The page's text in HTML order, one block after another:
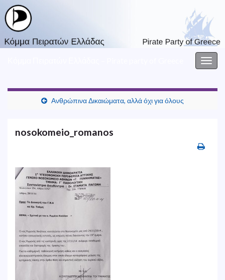
Ανθρώπινα Δικαιώματα, αλλά όχι για όλους
nosokomeio_romanos